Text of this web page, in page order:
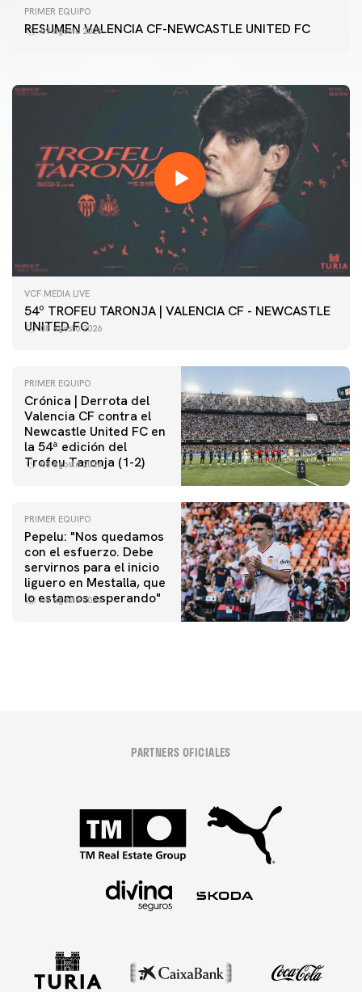
PRIMER EQUIPO
RESUMEN VALENCIA CF-NEWCASTLE UNITED FC
09 agosto 2026
GALERÍA | VALENCIA CF - NEWCASTLE UNITED FC
54ª EDICIÓN TROFEU TARONJA
VCF MEDIA LIVE
54º TROFEU TARONJA | VALENCIA CF - NEWCASTLE
UNITED FC
08 agosto 2026
PRIMER EQUIPO
Crónica | Derrota del
Valencia CF contra el
Newcastle United FC en
la 54ª edición del
Trofeu Taronja (1-2)
08 agosto 2026
PRIMER EQUIPO
Pepelu: "Nos quedamos
con el esfuerzo. Debe
servirnos para el inicio
liguero en Mestalla, que
lo estamos esperando"
08 agosto 2026
PRIMER EQUIPO
Las fotos del Valencia CF-Newcastle United FC
PARTNERS OFICIALES